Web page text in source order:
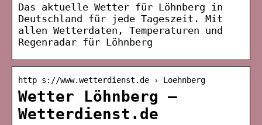
Das aktuelle Wetter für Löhnberg in
Deutschland für jede Tageszeit. Mit
allen Wetterdaten, Temperaturen und
Regenradar für Löhnberg
http s://www.wetterdienst.de › Loehnberg
Wetter Löhnberg –
Wetterdienst.de